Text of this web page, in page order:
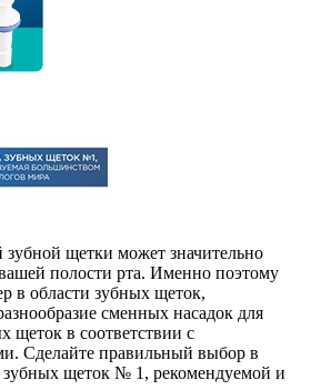
щетки может значительно
полости рта. Именно поэтому
в области зубных щеток,
сменных насадок для
щеток в соответствии с
Сделайте правильный выбор в
зубных щеток № 1, рекомендуемой и